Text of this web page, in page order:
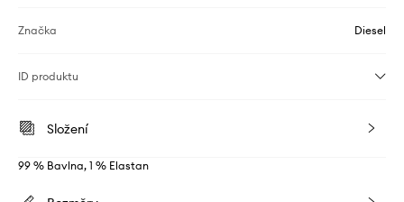
Značka Diesel
ID produktu
Složení
99 % Bavlna, 1 % Elastan